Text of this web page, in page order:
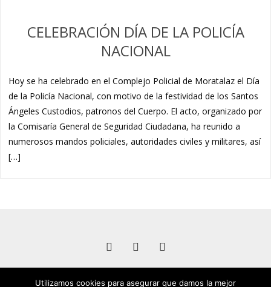
CELEBRACIÓN DÍA DE LA POLICÍA
NACIONAL
Hoy se ha celebrado en el Complejo Policial de Moratalaz el Día
de la Policía Nacional, con motivo de la festividad de los Santos
Ángeles Custodios, patronos del Cuerpo. El acto, organizado por
la Comisaría General de Seguridad Ciudadana, ha reunido a
numerosos mandos policiales, autoridades civiles y militares, así
[…]
Utilizamos cookies para asegurar que damos la mejor